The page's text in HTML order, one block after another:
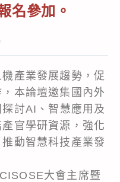
名參加。
產業發展趨勢，促
本論壇邀集國內外
討AI、智慧應用及
官學研資源，強化
動智慧科技產業發
大會主席暨